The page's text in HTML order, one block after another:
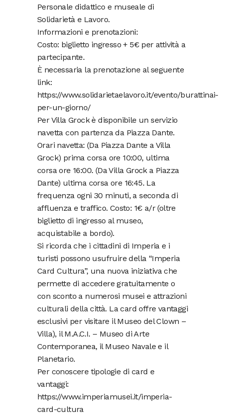
Personale didattico e museale di
Solidarietà e Lavoro.
Informazioni e prenotazioni:
Costo: biglietto ingresso + 5€ per attività a
partecipante.
È necessaria la prenotazione al seguente
link:
https://www.solidarietaelavoro.it/evento/burattinai-
per-un-giorno/
Per Villa Grock è disponibile un servizio
navetta con partenza da Piazza Dante.
Orari navetta: (Da Piazza Dante a Villa
Grock) prima corsa ore 10:00, ultima
corsa ore 16:00. (Da Villa Grock a Piazza
Dante) ultima corsa ore 16:45. La
frequenza ogni 30 minuti, a seconda di
affluenza e traffico. Costo: 1€ a/r (oltre
biglietto di ingresso al museo,
acquistabile a bordo).
Si ricorda che i cittadini di Imperia e i
turisti possono usufruire della “Imperia
Card Cultura”, una nuova iniziativa che
permette di accedere gratuitamente o
con sconto a numerosi musei e attrazioni
culturali della città. La card offre vantaggi
esclusivi per visitare il Museo del Clown –
Villa), il M.A.C.I. – Museo di Arte
Contemporanea, il Museo Navale e il
Planetario.
Per conoscere tipologie di card e
vantaggi:
https://www.imperiamusei.it/imperia-
card-cultura